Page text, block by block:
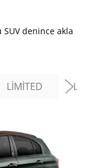
denince akla
LİMİTED